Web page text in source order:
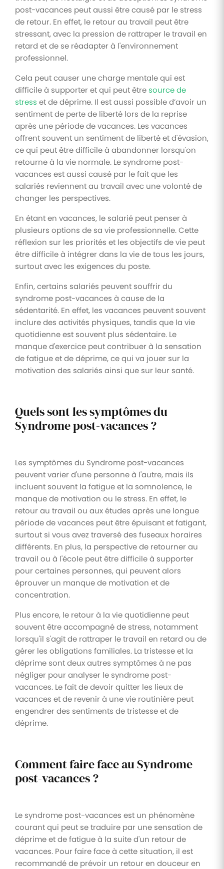
post-vacances peut aussi être causé par le stress
de retour. En effet, le retour au travail peut être
stressant, avec la pression de rattraper le travail en
retard et de se réadapter à l'environnement
professionnel.
Cela peut causer une charge mentale qui est
difficile à supporter et qui peut être source de
stress et de déprime. Il est aussi possible d’avoir un
sentiment de perte de liberté lors de la reprise
après une période de vacances. Les vacances
offrent souvent un sentiment de liberté et d'évasion,
ce qui peut être difficile à abandonner lorsqu'on
retourne à la vie normale. Le syndrome post-
vacances est aussi causé par le fait que les
salariés reviennent au travail avec une volonté de
changer les perspectives.
En étant en vacances, le salarié peut penser à
plusieurs options de sa vie professionnelle. Cette
réflexion sur les priorités et les objectifs de vie peut
être difficile à intégrer dans la vie de tous les jours,
surtout avec les exigences du poste.
Enfin, certains salariés peuvent souffrir du
syndrome post-vacances à cause de la
sédentarité. En effet, les vacances peuvent souvent
inclure des activités physiques, tandis que la vie
quotidienne est souvent plus sédentaire. Le
manque d'exercice peut contribuer à la sensation
de fatigue et de déprime, ce qui va jouer sur la
motivation des salariés ainsi que sur leur santé.
Quels sont les symptômes du
Syndrome post-vacances ?
Les symptômes du Syndrome post-vacances
peuvent varier d'une personne à l'autre, mais ils
incluent souvent la fatigue et la somnolence, le
manque de motivation ou le stress. En effet, le
retour au travail ou aux études après une longue
période de vacances peut être épuisant et fatigant,
surtout si vous avez traversé des fuseaux horaires
différents. En plus, la perspective de retourner au
travail ou à l'école peut être difficile à supporter
pour certaines personnes, qui peuvent alors
éprouver un manque de motivation et de
concentration.
Plus encore, le retour à la vie quotidienne peut
souvent être accompagné de stress, notamment
lorsqu'il s'agit de rattraper le travail en retard ou de
gérer les obligations familiales. La tristesse et la
déprime sont deux autres symptômes à ne pas
négliger pour analyser le syndrome post-
vacances. Le fait de devoir quitter les lieux de
vacances et de revenir à une vie routinière peut
engendrer des sentiments de tristesse et de
déprime.
Comment faire face au Syndrome
post-vacances ?
Le syndrome post-vacances est un phénomène
courant qui peut se traduire par une sensation de
déprime et de fatigue à la suite d'un retour de
vacances. Pour faire face à cette situation, il est
recommandé de prévoir un retour en douceur en